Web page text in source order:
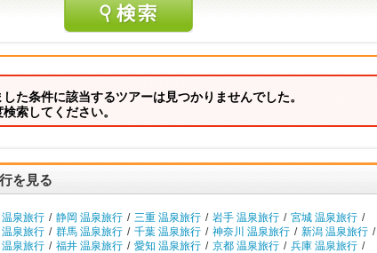
た条件に該当するツアーは見つかりませんでした。
索してください。
を見る
泉旅行 / 静岡 温泉旅行 / 三重 温泉旅行 / 岩手 温泉旅行 / 宮城 温泉旅行 /
泉旅行 / 群馬 温泉旅行 / 千葉 温泉旅行 / 神奈川 温泉旅行 / 新潟 温泉旅行 /
泉旅行 / 福井 温泉旅行 / 愛知 温泉旅行 / 京都 温泉旅行 / 兵庫 温泉旅行 /